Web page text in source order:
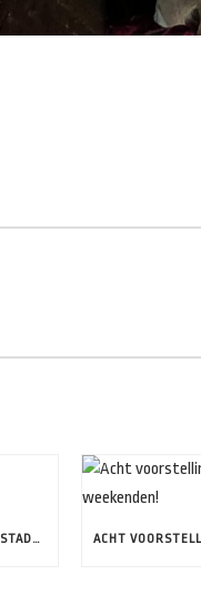
OPTREDEN TIJDENS DE HOORNSE STADSFEESTEN 2026